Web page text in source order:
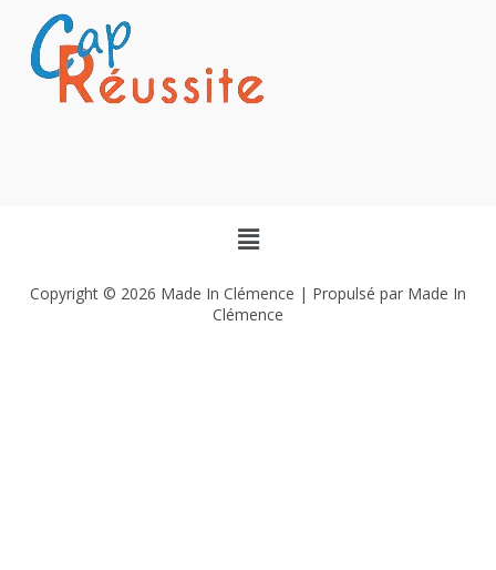
Copyright © 2026 Made In Clémence | Propulsé par Made In
Clémence